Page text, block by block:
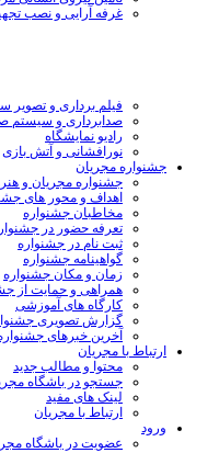
غرفه آرایی و نصب
فیلم برداری و تصویر
صدابرداری و سیستم
رادیو نمایشگاه
نورافشانی و آتش بازی
جشنواره مجریان
جشنواره مجریان و
اهداف و محور های
مخاطبان جشنواره
تعرفه حضور در
ثبت نام در جشنواره
گواهینامه جشنواره
زمان و مکان جشنواره
همراهی و حمایت از
کارگاه های آموزشی
گزارش تصویری
آخرین خبرهای
ارتباط با مجریان
محتوا و مطالب جدید
جستجو در باشگاه
لینک های مفید
ارتباط با مجریان
ورود
عضویت در باشگاه